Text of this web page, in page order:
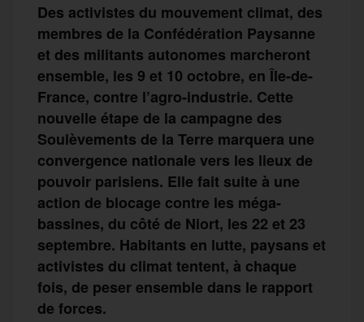
Des activistes du mouvement climat, des
membres de la Confédération Paysanne
et des militants autonomes marcheront
ensemble, les 9 et 10 octobre, en Île-de-
France, contre l’agro-industrie. Cette
nouvelle étape de la campagne des
Soulèvements de la Terre marquera une
convergence nationale vers les lieux de
pouvoir parisiens. Elle fait suite à une
action de blocage contre les méga-
bassines, du côté de Niort, les 22 et 23
septembre. Habitants en lutte, paysans et
activistes du climat tentent, à chaque
fois, de peser ensemble dans le rapport
de forces.